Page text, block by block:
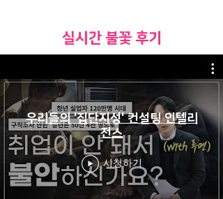
​실시간 불꽃 후기
우리들의 '집단지성' 컨설팅 인텔리
전스
시청하기